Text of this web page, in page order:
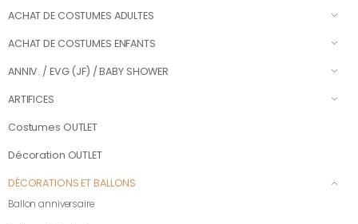
ACHAT DE COSTUMES ADULTES
ACHAT DE COSTUMES ENFANTS
ANNIV. / EVG (JF) / BABY SHOWER
ARTIFICES
Costumes OUTLET
Décoration OUTLET
DÉCORATIONS ET BALLONS
Ballon anniversaire